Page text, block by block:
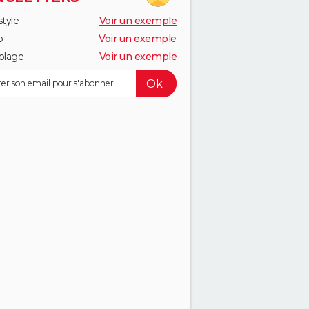
Voir un exemple
Voir un exemple
Voir un exemple